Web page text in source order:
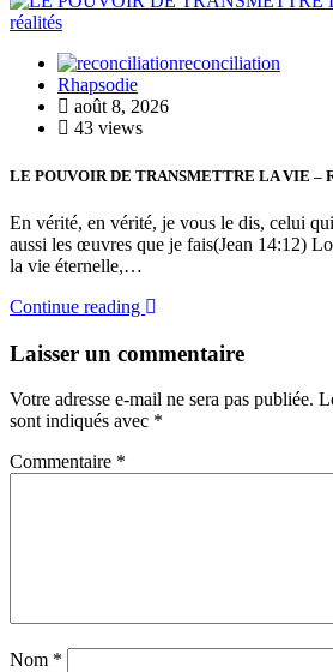
reconciliation
Rhapsodie
août 8, 2026
43 views
LE POUVOIR DE TRANSMETTRE LA VIE –
En vérité, en vérité, je vous le dis, celui
aussi les œuvres que je fais(Jean 14:12)
la vie éternelle,…
Continue reading
Laisser un commentaire
Votre adresse e-mail ne sera pas publiée.
sont indiqués avec *
Commentaire *
Nom *